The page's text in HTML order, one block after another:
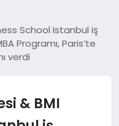
School Istanbul iş
Programı, Paris’te
verdi
& BMI